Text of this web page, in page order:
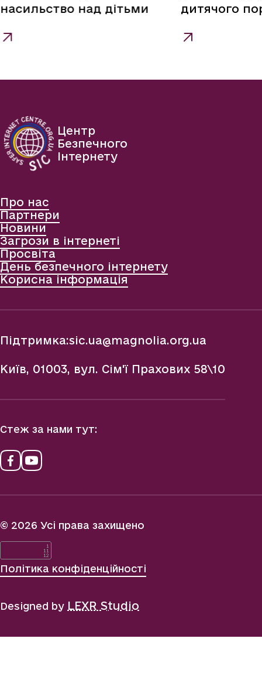
насильство над дітьми
дитячого
Центр
Безпечного
Інтернету
Про нас
Партнери
Новини
Загрози в інтернеті
Просвіта
День безпечного інтернету
Корисна інформація
Підтримка:sic.ua@magnolia.org.ua
Київ, 01003, вул. Сім'ї Прахових 58\10
Стеж за нами тут:
© 2026 Усі права захищено
Політика конфіденційності
Designed by LEXR Studio